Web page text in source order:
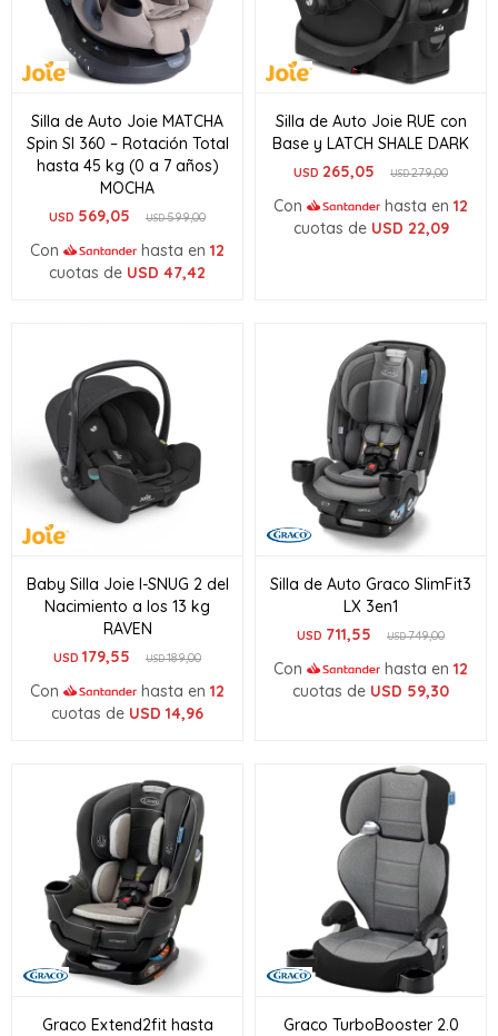
Silla de Auto Joie MATCHA
Spin SI 360 – Rotación Total
hasta 45 kg (0 a 7 años)
MOCHA
USD 569,05 USD599,00
Con hasta en 12
cuotas de USD 47,42
Silla de Auto Joie RUE con
Base y LATCH SHALE DARK
USD 265,05 USD279,00
Con hasta en 12
cuotas de USD 22,09
Baby Silla Joie I-SNUG 2 del
Nacimiento a los 13 kg
RAVEN
USD 179,55 USD189,00
Con hasta en 12
cuotas de USD 14,96
Silla de Auto Graco SlimFit3
LX 3en1
USD 711,55 USD749,00
Con hasta en 12
cuotas de USD 59,30
Graco Extend2fit hasta
Graco TurboBooster 2.0